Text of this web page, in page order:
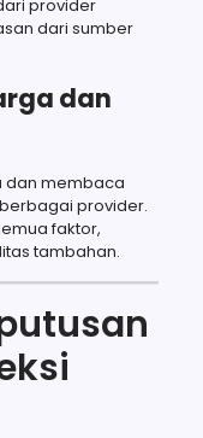
provider
dari sumber
dan
dan membaca
provider.
faktor,
tambahan.